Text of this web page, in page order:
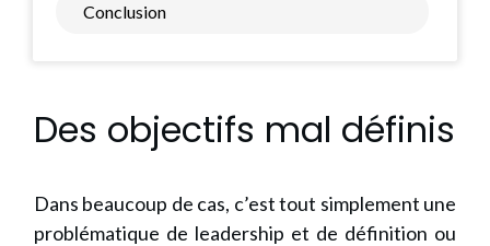
Conclusion
Des objectifs mal définis
Dans beaucoup de cas, c’est tout simplement une
problématique de leadership et de définition ou